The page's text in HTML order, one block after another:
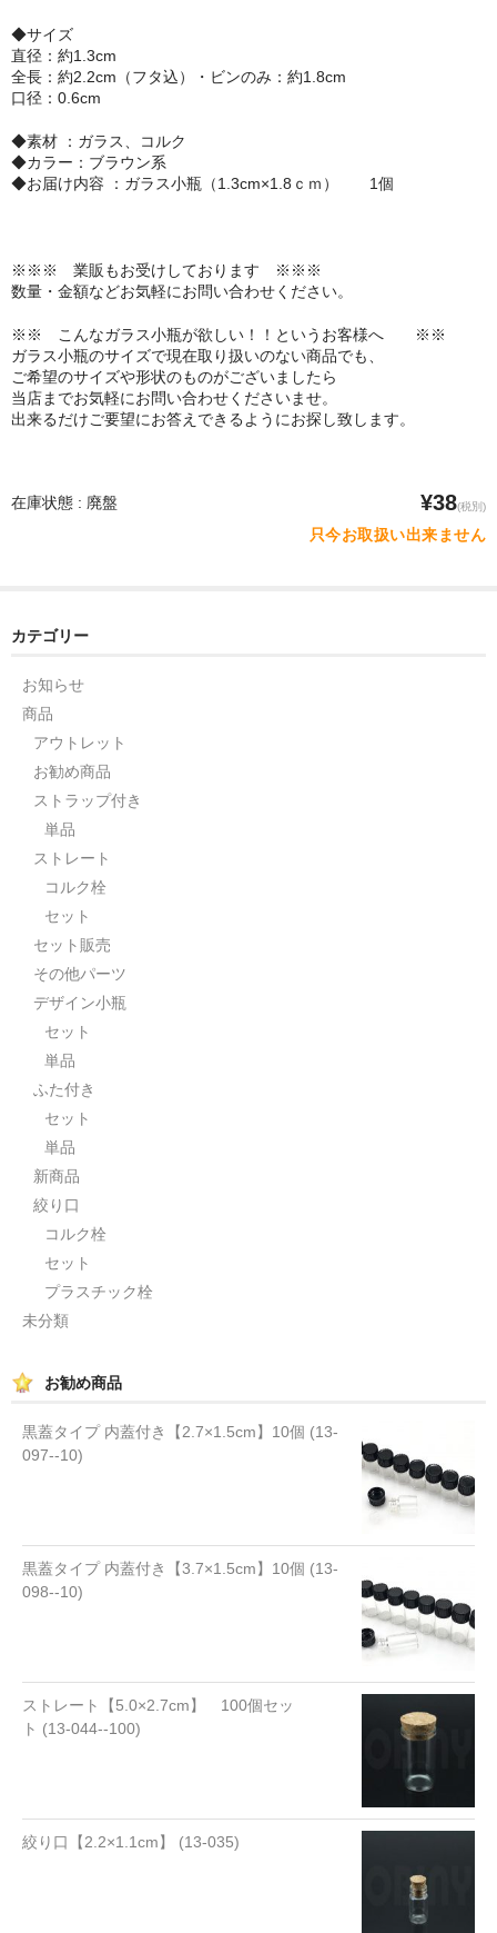
◆サイズ
直径：約1.3cm
全長：約2.2cm（フタ込）・ビンのみ：約1.8cm
口径：0.6cm
◆素材 ：ガラス、コルク
◆カラー：ブラウン系
◆お届け内容 ：ガラス小瓶（1.3cm×1.8ｃｍ） 1個
※※※ 業販もお受けしております ※※※
数量・金額などお気軽にお問い合わせください。
※※ こんなガラス小瓶が欲しい！！というお客様へ ※※
ガラス小瓶のサイズで現在取り扱いのない商品でも、
ご希望のサイズや形状のものがございましたら
当店までお気軽にお問い合わせくださいませ。
出来るだけご要望にお答えできるようにお探し致します。
在庫状態 : 廃盤 ¥38(税別)
只今お取扱い出来ません
カテゴリー
お知らせ
商品
アウトレット
お勧め商品
ストラップ付き
単品
ストレート
コルク栓
セット
セット販売
その他パーツ
デザイン小瓶
セット
単品
ふた付き
セット
単品
新商品
絞り口
コルク栓
セット
プラスチック栓
未分類
お勧め商品
黒蓋タイプ 内蓋付き【2.7×1.5cm】10個 (13-
097--10)
黒蓋タイプ 内蓋付き【3.7×1.5cm】10個 (13-
098--10)
ストレート【5.0×2.7cm】 100個セッ
ト (13-044--100)
絞り口【2.2×1.1cm】 (13-035)